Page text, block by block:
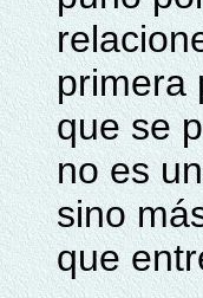
primera
que se
no es
sino
que